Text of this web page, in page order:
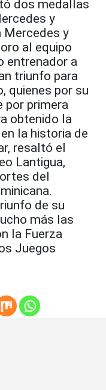
dos medallas
y
Mercedes y
al equipo
entrenador a
triunfo para
quienes por su
por primera
obtenido la
la historia de
resaltó el
Lantigua,
del
de su
más las
la Fuerza
Juegos